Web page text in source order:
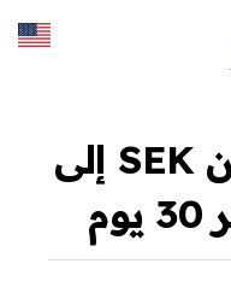
مخطط بياني من SEK إلى